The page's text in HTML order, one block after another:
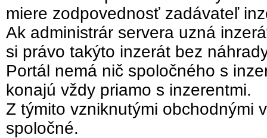
miere zodpovednosť zadávateľ
Ak administrár servera uzná
si právo takýto inzerát bez
Portál nemá nič spoločného s
konajú vždy priamo s inzerentmi.
Z týmito vzniknutými obchodnými
spoločné.